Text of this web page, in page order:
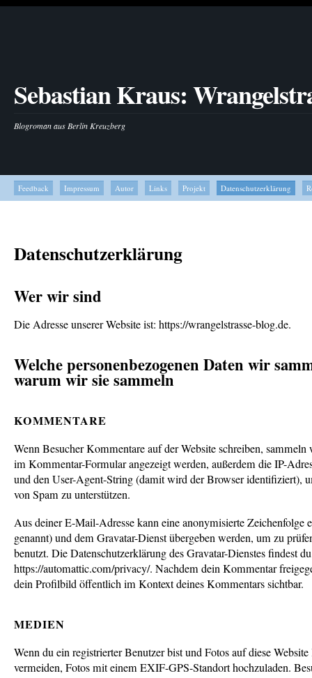
Sebastian Kraus:
Blogroman aus Berlin Kreuzberg
Feedback Impressum Autor Links Projekt Datenschutzerklärung
Datenschutzerklärung
Wer wir sind
Die Adresse unserer Website ist: https://wrangelstrasse-blog.de.
Welche personenbezogenen Daten wir
warum wir sie sammeln
KOMMENTARE
Wenn Besucher Kommentare auf der Website schreiben,
im Kommentar-Formular angezeigt werden, außerdem die IP-
und den User-Agent-String (damit wird der Browser identifiziert),
von Spam zu unterstützen.
Aus deiner E-Mail-Adresse kann eine anonymisierte Zeichenfolge
genannt) und dem Gravatar-Dienst übergeben werden, um zu
benutzt. Die Datenschutzerklärung des Gravatar-Dienstes findest
https://automattic.com/privacy/. Nachdem dein Kommentar
dein Profilbild öffentlich im Kontext deines Kommentars sichtbar.
MEDIEN
Wenn du ein registrierter Benutzer bist und Fotos auf diese
vermeiden, Fotos mit einem EXIF-GPS-Standort hochzuladen.